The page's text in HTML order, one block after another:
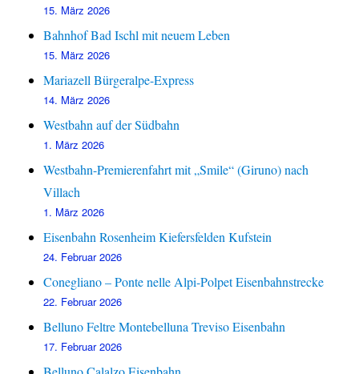
15. März 2026
Bahnhof Bad Ischl mit neuem Leben
15. März 2026
Mariazell Bürgeralpe-Express
14. März 2026
Westbahn auf der Südbahn
1. März 2026
Westbahn-Premierenfahrt mit „Smile“ (Giruno) nach
Villach
1. März 2026
Eisenbahn Rosenheim Kiefersfelden Kufstein
24. Februar 2026
Conegliano – Ponte nelle Alpi-Polpet Eisenbahnstrecke
22. Februar 2026
Belluno Feltre Montebelluna Treviso Eisenbahn
17. Februar 2026